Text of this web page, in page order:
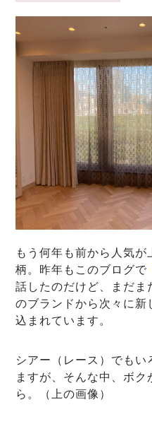
もう何年も前から人気
柄。昨年もこのブログで
話したのだけど、まだま
のブランドから次々に新
込まれています。
シアー（レース）でも
ますが、そんな中、ボ
ら。（上の画像）